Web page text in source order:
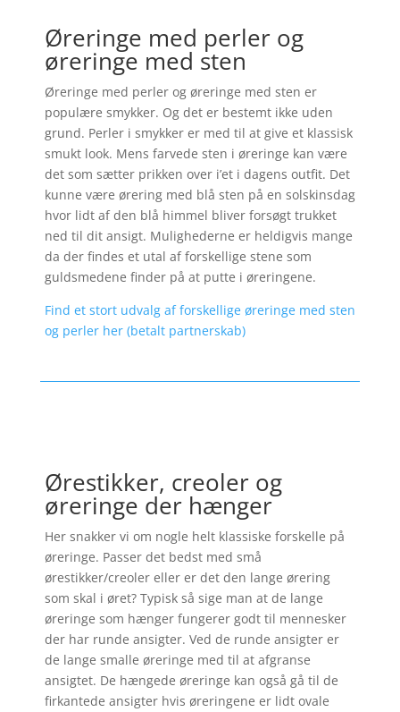
Øreringe med perler og
øreringe med sten
Øreringe med perler og øreringe med sten er
populære smykker. Og det er bestemt ikke uden
grund. Perler i smykker er med til at give et klassisk
smukt look. Mens farvede sten i øreringe kan være
det som sætter prikken over i’et i dagens outfit. Det
kunne være ørering med blå sten på en solskinsdag
hvor lidt af den blå himmel bliver forsøgt trukket
ned til dit ansigt. Mulighederne er heldigvis mange
da der findes et utal af forskellige stene som
guldsmedene finder på at putte i øreringene.
Find et stort udvalg af forskellige øreringe med sten
og perler her (betalt partnerskab)
Ørestikker, creoler og
øreringe der hænger
Her snakker vi om nogle helt klassiske forskelle på
øreringe. Passer det bedst med små
ørestikker/creoler eller er det den lange ørering
som skal i øret? Typisk så sige man at de lange
øreringe som hænger fungerer godt til mennesker
der har runde ansigter. Ved de runde ansigter er
de lange smalle øreringe med til at afgranse
ansigtet. De hængede øreringe kan også gå til de
firkantede ansigter hvis øreringene er lidt ovale